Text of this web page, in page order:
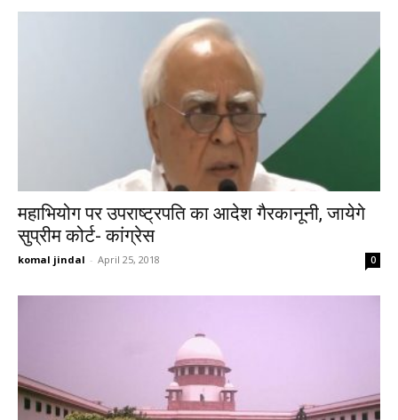
महाभियोग पर उपराष्ट्रपति का आदेश गैरकानूनी, जायेगे
सुप्रीम कोर्ट- कांग्रेस
komal jindal - April 25, 2018 0